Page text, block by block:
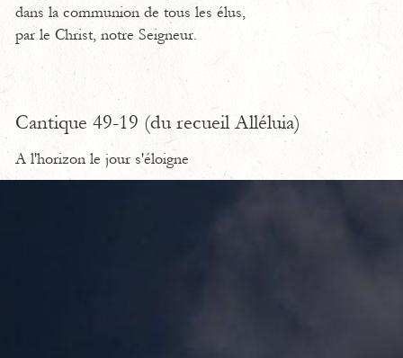
dans la communion de tous les élus,
par le Christ, notre Seigneur.
Cantique 49-19 (du recueil Alléluia)
A l'horizon le jour s'éloigne